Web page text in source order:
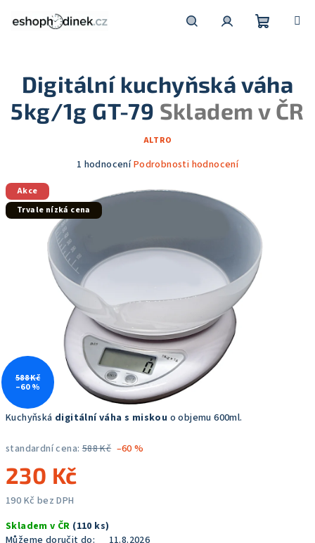
košík
Kuchyňská digitální váha s miskou o objemu 600ml.
standardní cena: 588 Kč –60 %
230 Kč
190 Kč bez DPH
cena:
Skladem v ČR (110 ks)
Můžeme doručit do:
11.8.2026
Digitální kuchyňská váha
5kg/1g GT-79 Skladem v ČR
ALTRO
Průměrné
produktu
je
5,0
5
hvězdiček.
1 hodnoceníPodrobnosti hodnocení
Akce
Trvale nízká cena
588 Kč
–60 %